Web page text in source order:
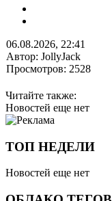
06.08.2026, 22:41
Автор: JollyJack
Просмотров: 2528
Читайте также:
Новостей еще нет
ТОП НЕДЕЛИ
Новостей еще нет